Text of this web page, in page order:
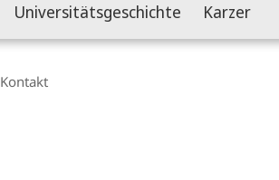
Universitätsgeschichte Karzer
Kontakt